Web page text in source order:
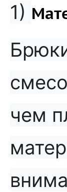
1)
чем